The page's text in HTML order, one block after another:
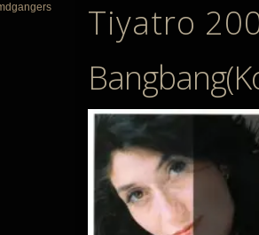
Tiyatro